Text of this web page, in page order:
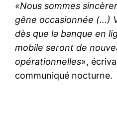
«Nous sommes
gêne occasionnée (…)
dès que la banque en
mobile seront de
opérationnelles»,
communiqué nocturne.